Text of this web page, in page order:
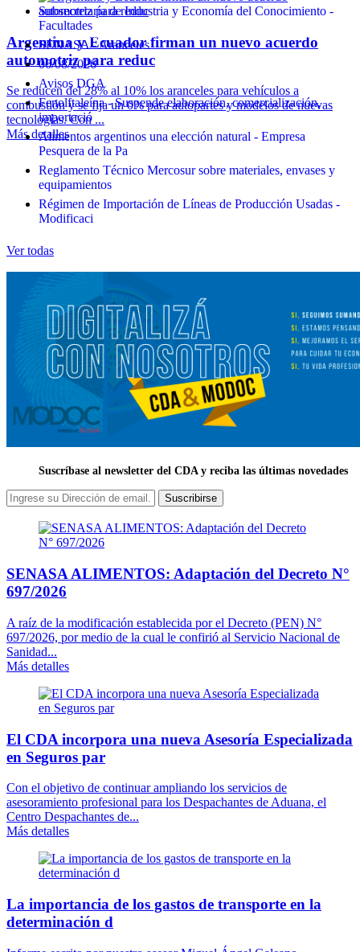
Argentina y Ecuador firman un nuevo acuerdo
automotriz para reduc
Se reducen del 28% al 10% los aranceles para vehículos a
combustión y se fija un 0% para autopartes y modelos de nuevas
tecnologías. Con ...
Más detalles
Subsecretaría de Industria y Economía del Conocimiento -
Facultades
SENASA - Aranceles
06/08/2026
Avisos DGA
Fenolftaleína - Suspende elaboración, comercialización,
importació
Alimentos argentinos una elección natural - Empresa
Pesquera de la Pa
Reglamento Técnico Mercosur sobre materiales, envases y
equipamientos
Régimen de Importación de Líneas de Producción Usadas -
Modificaci
Ver todas
Suscríbase al newsletter del CDA y reciba las últimas novedades
Suscribirse
SENASA ALIMENTOS: Adaptación del Decreto N°
697/2026
A raíz de la modificación establecida por el Decreto (PEN) N°
697/2026, por medio de la cual le confirió al Servicio Nacional de
Sanidad...
Más detalles
El CDA incorpora una nueva Asesoría Especializada
en Seguros par
Con el objetivo de continuar ampliando los servicios de
asesoramiento profesional para los Despachantes de Aduana, el
Centro Despachantes de...
Más detalles
La importancia de los gastos de transporte en la
determinación d